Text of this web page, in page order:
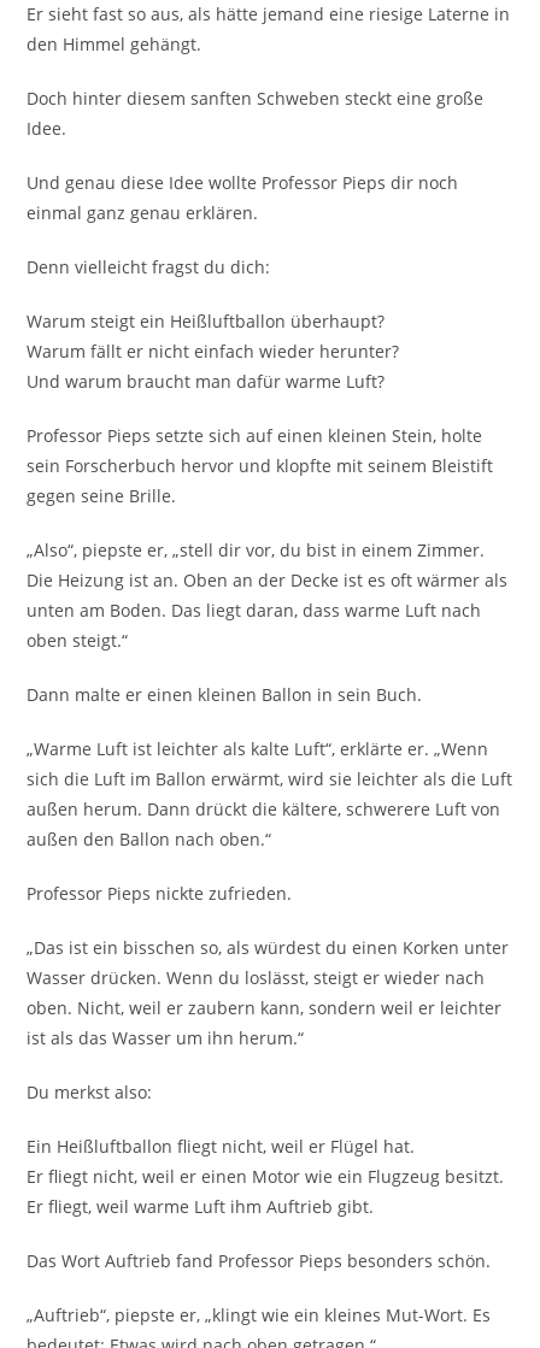
Er sieht fast so aus, als hätte jemand eine riesige Laterne in
den Himmel gehängt.
Doch hinter diesem sanften Schweben steckt eine große
Idee.
Und genau diese Idee wollte Professor Pieps dir noch
einmal ganz genau erklären.
Denn vielleicht fragst du dich:
Warum steigt ein Heißluftballon überhaupt?
Warum fällt er nicht einfach wieder herunter?
Und warum braucht man dafür warme Luft?
Professor Pieps setzte sich auf einen kleinen Stein, holte
sein Forscherbuch hervor und klopfte mit seinem Bleistift
gegen seine Brille.
„Also“, piepste er, „stell dir vor, du bist in einem Zimmer.
Die Heizung ist an. Oben an der Decke ist es oft wärmer als
unten am Boden. Das liegt daran, dass warme Luft nach
oben steigt.“
Dann malte er einen kleinen Ballon in sein Buch.
„Warme Luft ist leichter als kalte Luft“, erklärte er. „Wenn
sich die Luft im Ballon erwärmt, wird sie leichter als die Luft
außen herum. Dann drückt die kältere, schwerere Luft von
außen den Ballon nach oben.“
Professor Pieps nickte zufrieden.
„Das ist ein bisschen so, als würdest du einen Korken unter
Wasser drücken. Wenn du loslässt, steigt er wieder nach
oben. Nicht, weil er zaubern kann, sondern weil er leichter
ist als das Wasser um ihn herum.“
Du merkst also:
Ein Heißluftballon fliegt nicht, weil er Flügel hat.
Er fliegt nicht, weil er einen Motor wie ein Flugzeug besitzt.
Er fliegt, weil warme Luft ihm Auftrieb gibt.
Das Wort Auftrieb fand Professor Pieps besonders schön.
„Auftrieb“, piepste er, „klingt wie ein kleines Mut-Wort. Es